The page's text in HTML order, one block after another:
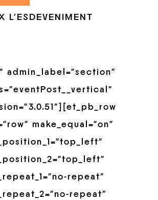
L'ESDEVENIMENT
admin_label=”section”
make_equal=”on”
repeat”
repeat”